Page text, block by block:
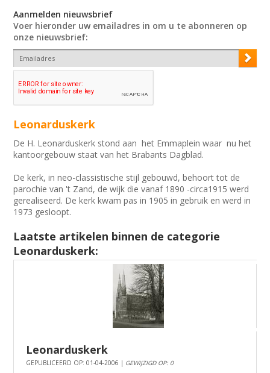
Aanmelden nieuwsbrief
Voer hieronder uw emailadres in om u te abonneren op
onze nieuwsbrief:
Leonarduskerk
De H. Leonarduskerk stond aan het Emmaplein waar nu het
kantoorgebouw staat van het Brabants Dagblad.
De kerk, in neo-classistische stijl gebouwd, behoort tot de
parochie van 't Zand, de wijk die vanaf 1890 -circa1915 werd
gerealiseerd. De kerk kwam pas in 1905 in gebruik en werd in
1973 gesloopt.
Laatste artikelen binnen de categorie
Leonarduskerk:
Leonarduskerk
GEPUBLICEERD OP: 01-04-2006 | GEWIJZIGD OP: 0